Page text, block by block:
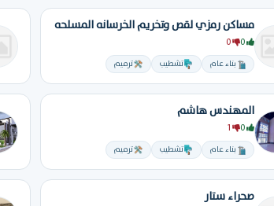
مساكن رمزي لقص وتخريم الخرسانه المسلحه
0
0
بناء عام تشطيب ترميم
المهندس هاشم
0
بناء عام تشطيب ترميم
صحراء ستار